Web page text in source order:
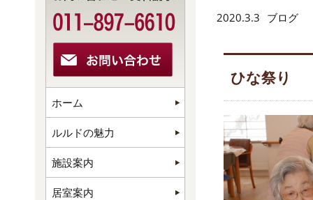
2020.3.3 ブログ
ひな祭り
ホーム
ルルドの魅力
施設案内
居室案内